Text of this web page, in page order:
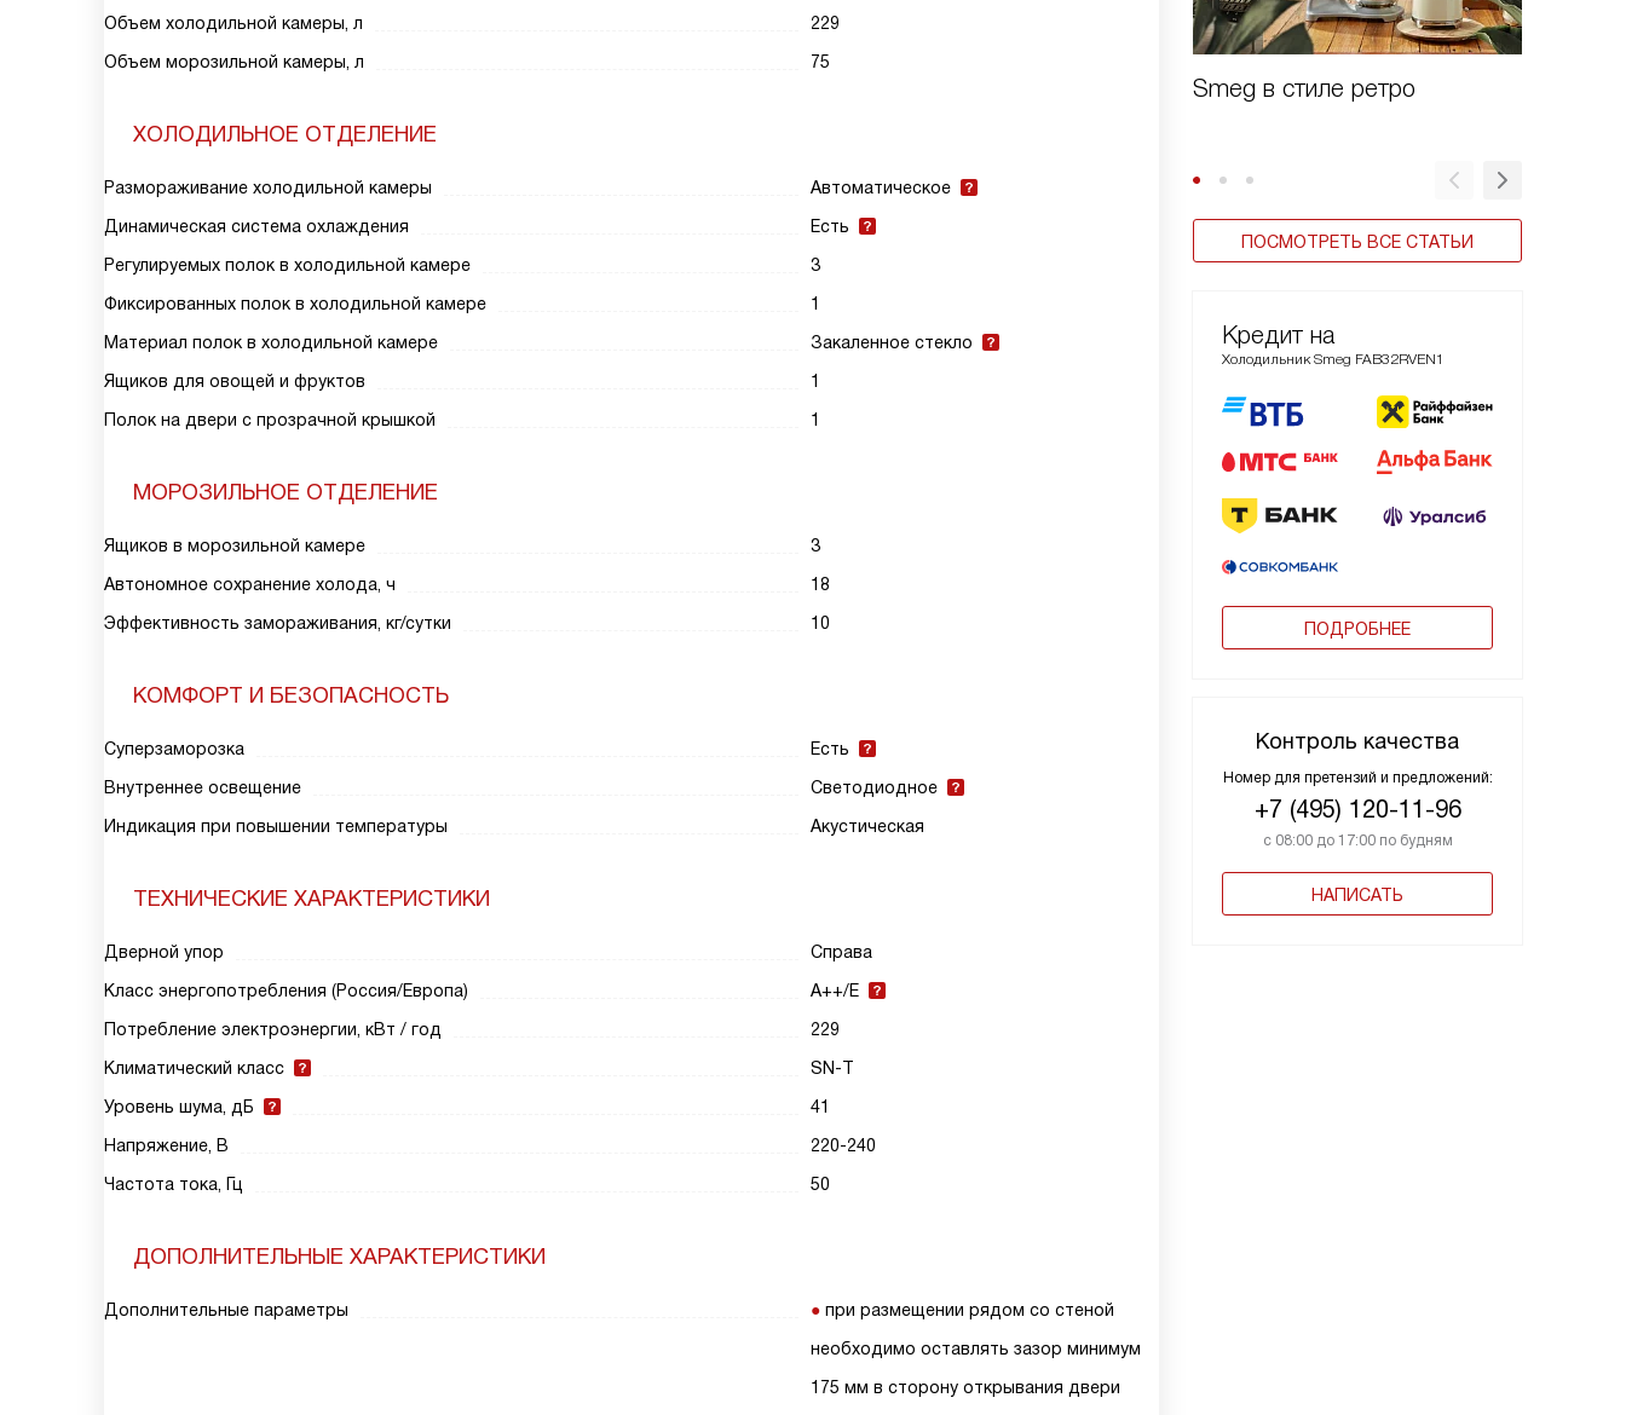
Smeg в стиле ретро
ПОСМОТРЕТЬ ВСЕ СТАТЬИ
Кредит на
Холодильник Smeg FAB32RVEN1
ПОДРОБНЕЕ
Контроль качества
Номер для претензий и предложений:
+7 (495) 120-11-96
НАПИСАТЬ
Объем холодильной камеры, л
229
Объем морозильной камеры, л
75
ХОЛОДИЛЬНОЕ ОТДЕЛЕНИЕ
Размораживание холодильной камеры
Автоматическое
Динамическая система охлаждения
Есть
Регулируемых полок в холодильной камере
3
Фиксированных полок в холодильной камере
1
Материал полок в холодильной камере
Закаленное стекло
Ящиков для овощей и фруктов
1
Полок на двери с прозрачной крышкой
1
МОРОЗИЛЬНОЕ ОТДЕЛЕНИЕ
Ящиков в морозильной камере
3
Автономное сохранение холода, ч
18
Эффективность замораживания, кг/сутки
10
КОМФОРТ И БЕЗОПАСНОСТЬ
Суперзаморозка
Есть
Внутреннее освещение
Светодиодное
Индикация при повышении температуры
Акустическая
ТЕХНИЧЕСКИЕ ХАРАКТЕРИСТИКИ
Дверной упор
Справа
Класс энергопотребления (Россия/Европа)
A++/E
Потребление электроэнергии, кВт / год
229
Климатический класс
SN-T
Уровень шума, дБ
41
Напряжение, В
220-240
Частота тока, Гц
50
ДОПОЛНИТЕЛЬНЫЕ ХАРАКТЕРИСТИКИ
Дополнительные параметры
при размещении рядом со стеной
необходимо оставлять зазор минимум
175 мм в сторону открывания двери